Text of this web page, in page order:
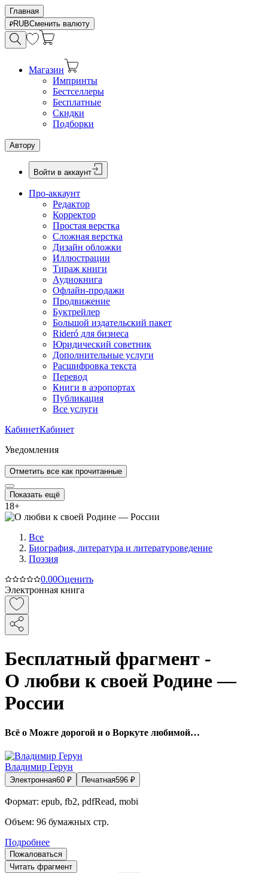
Главная
RUBСменить валюту
Магазин
Импринты
Бестселлеры
Бесплатные
Скидки
Подборки
Автору
Войти в аккаунт
Про-аккаунт
Редактор
Корректор
Простая верстка
Сложная верстка
Дизайн обложки
Иллюстрации
Тираж книги
Аудиокнига
Офлайн-продажи
Продвижение
Буктрейлер
Большой издательский пакет
Rideró для бизнеса
Юридический советник
Дополнительные услуги
Расшифровка текста
Перевод
Книги в аэропортах
Публикация
Все услуги
КабинетКабинет
Уведомления
Отметить все как прочитанные
Показать ещё
18+
Все
Биография, литература и литературоведение
Поэзия
0.00Оценить
Электронная книга
Бесплатный фрагмент -
О любви к своей Родине —
России
Всё о Можге дорогой и о Воркуте любимой…
Владимир Герун
Электронная60 ₽ Печатная596 ₽
Формат: epub, fb2, pdfRead, mobi
Объем: 96 бумажных стр.
Подробнее
Пожаловаться
Читать фрагмент